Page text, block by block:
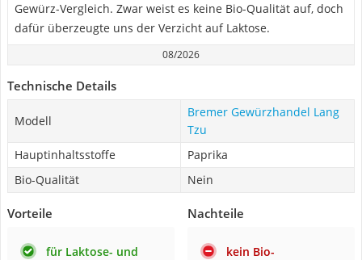
Gewürz-Vergleich. Zwar weist es keine Bio-Qualität auf, doch
dafür überzeugte uns der Verzicht auf Laktose.
08/2026
Technische Details
Modell
Bremer Gewürzhandel Lang
Tzu
Hauptinhaltsstoffe
Paprika
Bio-Qualität
Nein
Vorteile
für Laktose- und
Nachteile
kein Bio-